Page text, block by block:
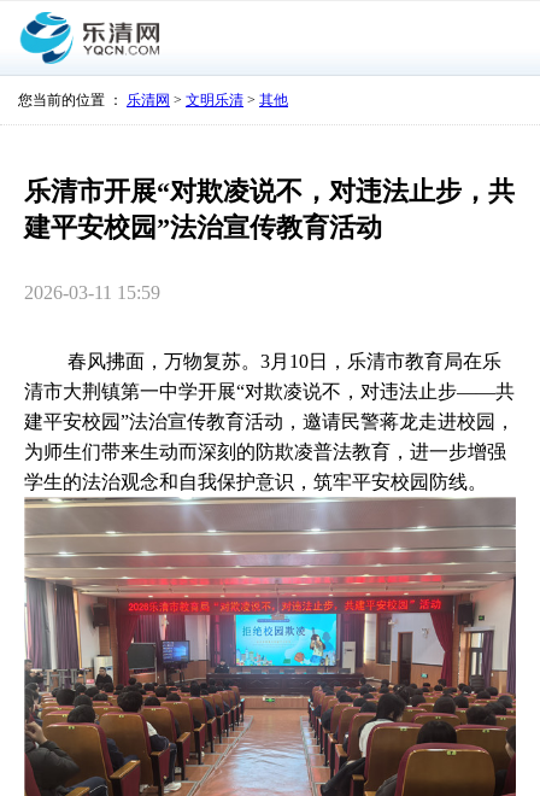
您当前的位置 ： 乐清网 > 文明乐清 > 其他
乐清市开展“对欺凌说不，对违法止步，共
建平安校园”法治宣传教育活动
2026-03-11 15:59
春风拂面，万物复苏。 3月10日，乐清市教育局在乐
清市大荆镇第一中学开展“对欺凌说不，对违法止步——共
建平安校园”法治宣传教育活动，邀请民警蒋龙走进校园，
为师生们带来生动而深刻的防欺凌普法教育，进一步增强
学生的法治观念和自我保护意识，筑牢平安校园防线。